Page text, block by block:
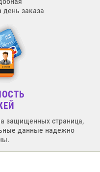
день заказа
защищенных страница,
данные надежно